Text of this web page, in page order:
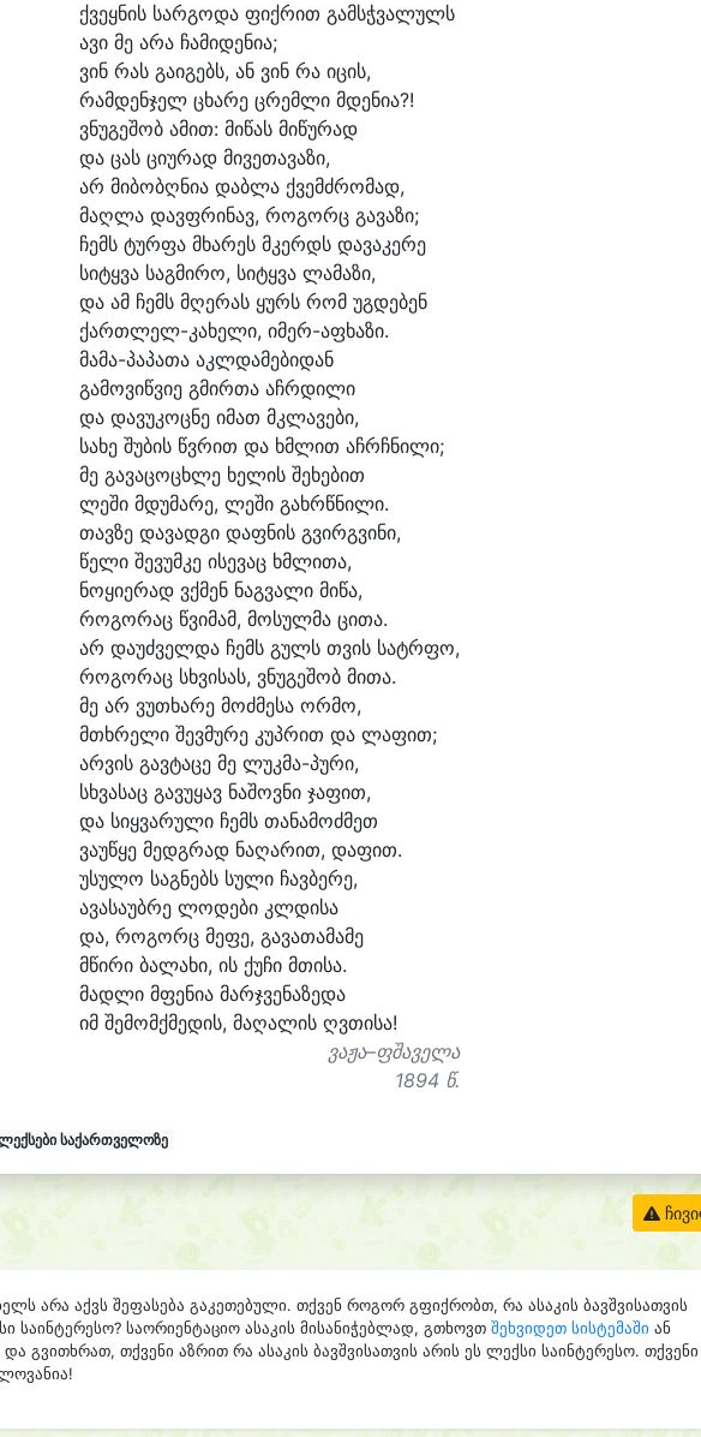
ქვეყნის სარგოდა ფიქრით გამსჭვალულს
ავი მე არა ჩამიდენია;
ვინ რას გაიგებს, ან ვინ რა იცის,
რამდენჯელ ცხარე ცრემლი მდენია?!
ვნუგეშობ ამით: მიწას მიწურად
და ცას ციურად მივეთავაზი,
არ მიბობღნია დაბლა ქვემძრომად,
მაღლა დავფრინავ, როგორც გავაზი;
ჩემს ტურფა მხარეს მკერდს დავაკერე
სიტყვა საგმირო, სიტყვა ლამაზი,
და ამ ჩემს მღერას ყურს რომ უგდებენ
ქართლელ-კახელი, იმერ-აფხაზი.
მამა-პაპათა აკლდამებიდან
გამოვიწვიე გმირთა აჩრდილი
და დავუკოცნე იმათ მკლავები,
სახე შუბის წვრით და ხმლით აჩრჩნილი;
მე გავაცოცხლე ხელის შეხებით
ლეში მდუმარე, ლეში გახრწნილი.
თავზე დავადგი დაფნის გვირგვინი,
წელი შევუმკე ისევაც ხმლითა,
ნოყიერად ვქმენ ნაგვალი მიწა,
როგორაც წვიმამ, მოსულმა ცითა.
არ დაუძველდა ჩემს გულს თვის სატრფო,
როგორაც სხვისას, ვნუგეშობ მითა.
მე არ ვუთხარე მოძმესა ორმო,
მთხრელი შევმურე კუპრით და ლაფით;
არვის გავტაცე მე ლუკმა-პური,
სხვასაც გავუყავ ნაშოვნი ჯაფით,
და სიყვარული ჩემს თანამოძმეთ
ვაუწყე მედგრად ნაღარით, დაფით.
უსულო საგნებს სული ჩავბერე,
ავასაუბრე ლოდები კლდისა
და, როგორც მეფე, გავათამამე
მწირი ბალახი, ის ქუჩი მთისა.
მადლი მფენია მარჯვენაზედა
იმ შემომქმედის, მაღალის ღვთისა!
ვაჟა–ფშაველა
1894 წ.
საქართველოზე
არა აქვს შეფასება გაკეთებული. თქვენ როგორ გფიქრობთ, რა ასაკის ბავშვისათვის
საინტერესო? საორიენტაციო ასაკის მისანიჭებლად, გთხოვთ შეხვიდეთ სისტემაში ან
და გვითხრათ, თქვენი აზრით რა ასაკის ბავშვისათვის არის ეს ლექსი საინტერესო. თქვენი